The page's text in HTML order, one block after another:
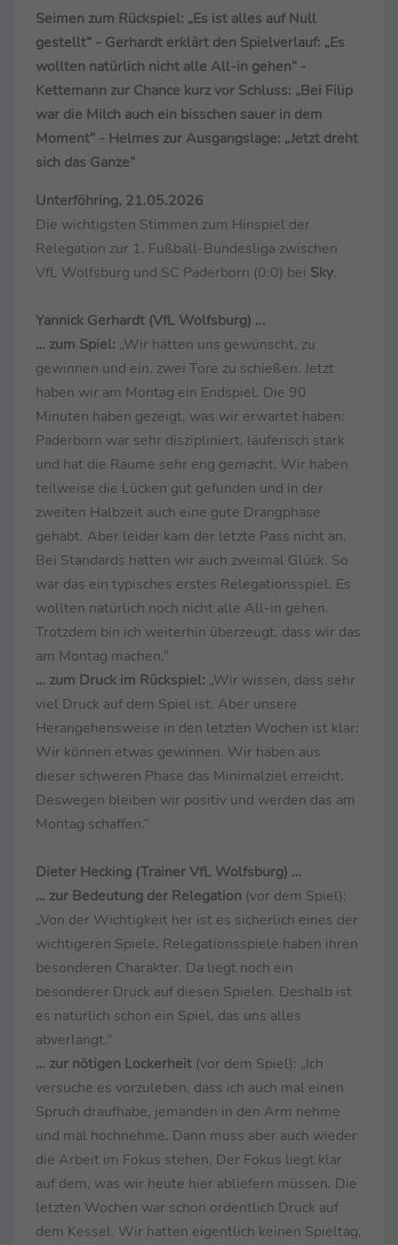
Seimen zum Rückspiel: „Es ist alles auf Null
gestellt“ - Gerhardt erklärt den Spielverlauf: „Es
wollten natürlich nicht alle All-in gehen“ -
Kettemann zur Chance kurz vor Schluss: „Bei Filip
war die Milch auch ein bisschen sauer in dem
Moment“ - Helmes zur Ausgangslage: „Jetzt dreht
sich das Ganze“
Unterföhring, 21.05.2026
Die wichtigsten Stimmen zum Hinspiel der
Relegation zur 1. Fußball-Bundesliga zwischen
VfL Wolfsburg und SC Paderborn (0:0) bei Sky.
Yannick Gerhardt (VfL Wolfsburg) ...
… zum Spiel: „Wir hätten uns gewünscht, zu
gewinnen und ein, zwei Tore zu schießen. Jetzt
haben wir am Montag ein Endspiel. Die 90
Minuten haben gezeigt, was wir erwartet haben:
Paderborn war sehr diszipliniert, läuferisch stark
und hat die Räume sehr eng gemacht. Wir haben
teilweise die Lücken gut gefunden und in der
zweiten Halbzeit auch eine gute Drangphase
gehabt. Aber leider kam der letzte Pass nicht an.
Bei Standards hatten wir auch zweimal Glück. So
war das ein typisches erstes Relegationsspiel. Es
wollten natürlich noch nicht alle All-in gehen.
Trotzdem bin ich weiterhin überzeugt, dass wir das
am Montag machen.“
… zum Druck im Rückspiel: „Wir wissen, dass sehr
viel Druck auf dem Spiel ist. Aber unsere
Herangehensweise in den letzten Wochen ist klar:
Wir können etwas gewinnen. Wir haben aus
dieser schweren Phase das Minimalziel erreicht.
Deswegen bleiben wir positiv und werden das am
Montag schaffen.“
Dieter Hecking (Trainer VfL Wolfsburg) ...
… zur Bedeutung der Relegation (vor dem Spiel):
„Von der Wichtigkeit her ist es sicherlich eines der
wichtigeren Spiele. Relegationsspiele haben ihren
besonderen Charakter. Da liegt noch ein
besonderer Druck auf diesen Spielen. Deshalb ist
es natürlich schon ein Spiel, das uns alles
abverlangt.“
… zur nötigen Lockerheit (vor dem Spiel): „Ich
versuche es vorzuleben, dass ich auch mal einen
Spruch draufhabe, jemanden in den Arm nehme
und mal hochnehme. Dann muss aber auch wieder
die Arbeit im Fokus stehen. Der Fokus liegt klar
auf dem, was wir heute hier abliefern müssen. Die
letzten Wochen war schon ordentlich Druck auf
dem Kessel. Wir hatten eigentlich keinen Spieltag,